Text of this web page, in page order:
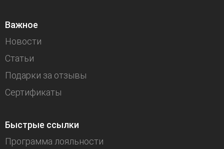
Важное
Новости
Статьи
Подарки за отзывы
Сертификаты
Быстрые ссылки
Программа лояльности